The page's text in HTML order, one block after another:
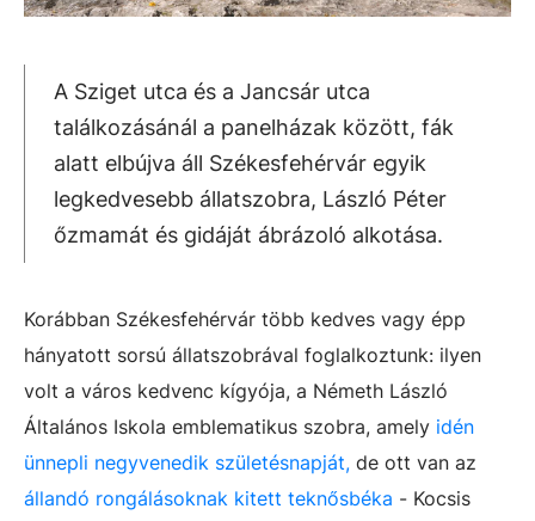
A Sziget utca és a Jancsár utca
találkozásánál a panelházak között, fák
alatt elbújva áll Székesfehérvár egyik
legkedvesebb állatszobra, László Péter
őzmamát és gidáját ábrázoló alkotása.
Korábban Székesfehérvár több kedves vagy épp
hányatott sorsú állatszobrával foglalkoztunk: ilyen
volt a város kedvenc kígyója, a Németh László
Általános Iskola emblematikus szobra, amely idén
ünnepli negyvenedik születésnapját, de ott van az
állandó rongálásoknak kitett teknősbéka - Kocsis